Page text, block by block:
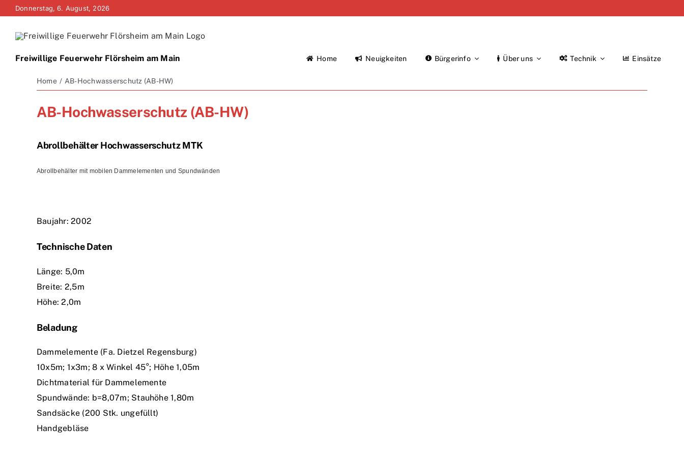
Zum
springen
Donnerstag, 6. August, 2026
Freiwillige Feuerwehr Flörsheim am Main Home Neuigkeiten Bürgerinfo Über uns Technik Einsätze
Home AB-Hochwasserschutz (AB-HW)
AB-Hochwasserschutz (AB-HW)
Abrollbehälter Hochwasserschutz MTK
Abrollbehälter mit mobilen Dammelementen und Spundwänden
Baujahr: 2002
Technische Daten
Länge: 5,0m
Breite: 2,5m
Höhe: 2,0m
Beladung
Dammelemente (Fa. Dietzel Regensburg)
10x5m; 1x3m; 8 x Winkel 45°; Höhe 1,05m
Dichtmaterial für Dammelemente
Spundwände: b=8,07m; Stauhöhe 1,80m
Sandsäcke (200 Stk. ungefüllt)
Handgebläse